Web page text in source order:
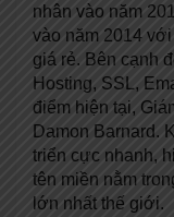
nhân vào năm
vào năm 2014
giá rẻ. Bên cạnh
Hosting, SSL,
điểm hiện tại,
Damon Barnard.
triển cực nhanh,
tên miền nằm
lớn nhất thế giới.